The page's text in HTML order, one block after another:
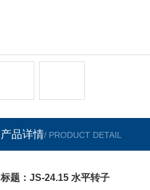
产品详情/ PRODUCT DETAIL
标题：JS-24.15 水平转子